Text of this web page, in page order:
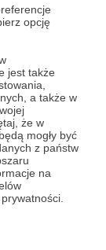
opcję
jest także
a także w
że w
mogły być
z państw
na
czy
o